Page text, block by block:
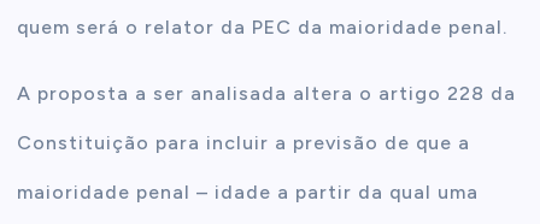
quem será o relator da PEC da maioridade penal.
A proposta a ser analisada altera o artigo 228 da
Constituição para incluir a previsão de que a
maioridade penal – idade a partir da qual uma